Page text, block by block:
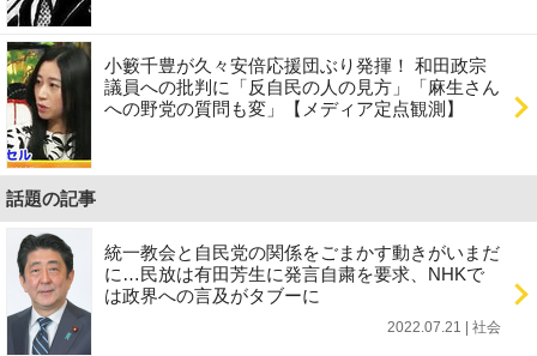
小籔千豊が久々安倍応援団ぶり発揮！ 和田政宗
議員への批判に「反自民の人の見方」「麻生さん
への野党の質問も変」【メディア定点観測】
話題の記事
統一教会と自民党の関係をごまかす動きがいまだ
に…民放は有田芳生に発言自粛を要求、NHKで
は政界への言及がタブーに
2022.07.21 | 社会